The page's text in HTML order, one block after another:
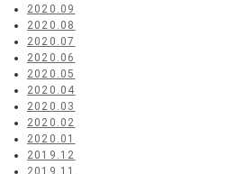
2020.09
2020.08
2020.07
2020.06
2020.05
2020.04
2020.03
2020.02
2020.01
2019.12
2019.11